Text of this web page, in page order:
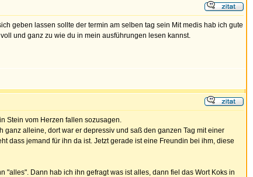
geben lassen sollte der termin am selben tag sein Mit medis hab ich gute
und ganz zu wie du in mein ausführungen lesen kannst.
Stein vom Herzen fallen sozusagen.
ganz alleine, dort war er depressiv und saß den ganzen Tag mit einer
dass jemand für ihn da ist. Jetzt gerade ist eine Freundin bei ihm, diese
Dann hab ich ihn gefragt was ist alles, dann fiel das Wort Koks in